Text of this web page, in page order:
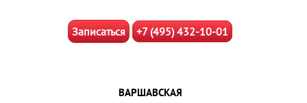
Записаться +7 (495) 432-10-01
ВАРШАВСКАЯ